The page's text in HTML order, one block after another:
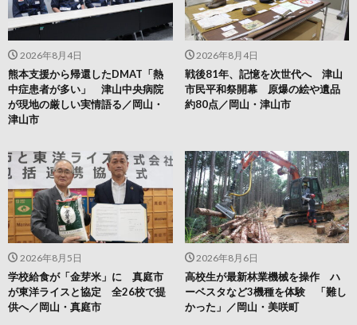
2026年8月6日
高校生が最新林業機械を操作 ハ
ーベスタなど3機種を体験 「難し
かった」／岡山・美咲町
2026年8月5日
学校給食が「金芽米」に 真庭市
が東洋ライスと協定 全26校で提
供へ／岡山・真庭市
2026年8月4日
戦後81年、記憶を次世代へ 津山
市民平和祭開幕 原爆の絵や遺品
約80点／岡山・津山市
2026年8月4日
熊本支援から帰還したDMAT「熱
中症患者が多い」 津山中央病院
が現地の厳しい実情語る／岡山・
津山市